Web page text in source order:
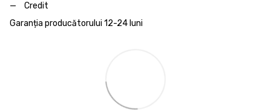
Credit
Garanția producătorului 12-24 luni